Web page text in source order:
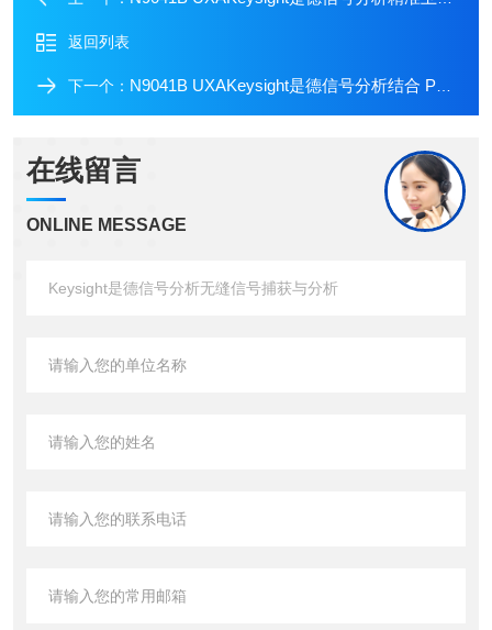
返回列表
下一个： N9041B UXAKeysight是德信号分析结合 PathWave
在线留言
ONLINE MESSAGE